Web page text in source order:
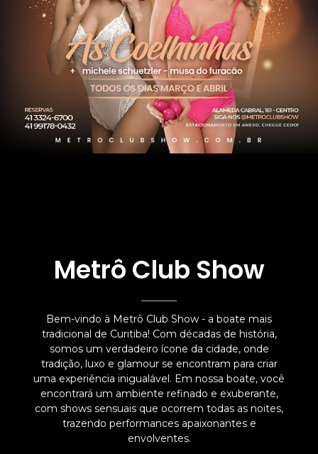
Metrô Club Show
Bem-vindo à Metrô Club Show - a boate mais
tradicional de Curitiba! Com décadas de história,
somos um verdadeiro ícone da cidade, onde
tradição, luxo e glamour se encontram para criar
uma experiência inigualável. Em nossa boate, você
encontrará um ambiente refinado e exuberante,
com shows sensuais que ocorrem todas as noites,
trazendo performances apaixonantes e
envolventes.